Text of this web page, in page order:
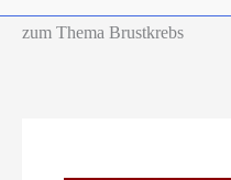
zum Thema Brustkrebs